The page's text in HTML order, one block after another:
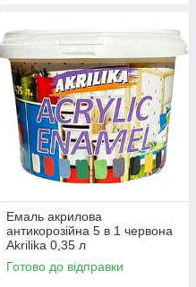
Емаль акрилова
антикорозійна 5 в 1 червона
Akrilika 0,35 л
Готово до відправки